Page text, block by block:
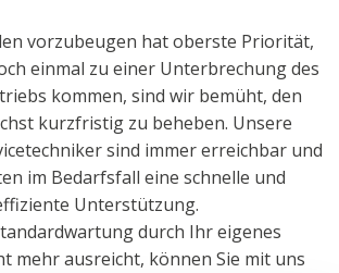
vorzubeugen hat oberste Priorität,
einmal zu einer Unterbrechung des
kommen, sind wir bemüht, den
kurzfristig zu beheben. Unsere
sind immer erreichbar und
im Bedarfsfall eine schnelle und
Unterstützung.
durch Ihr eigenes
mehr ausreicht, können Sie mit uns